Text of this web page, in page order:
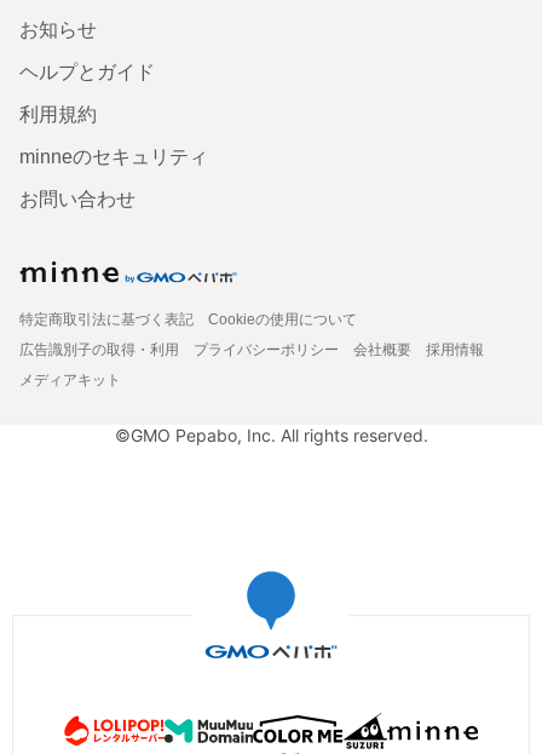
お知らせ
ヘルプとガイド
利用規約
minneのセキュリティ
お問い合わせ
特定商取引法に基づく表記
Cookieの使用について
広告識別子の取得・利用
プライバシーポリシー 会社概要
採用情報
メディアキット
©GMO Pepabo, Inc. All rights reserved.